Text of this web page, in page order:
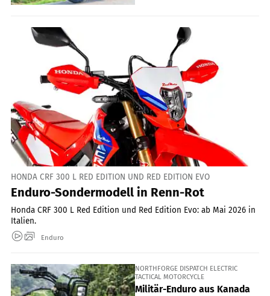
HONDA CRF 300 L RED EDITION UND RED EDITION EVO
Enduro-Sondermodell in Renn-Rot
Honda CRF 300 L Red Edition und Red Edition Evo: ab Mai 2026 in
Italien.
Enduro
NORTHFORGE DISPATCH ELECTRIC
TACTICAL MOTORCYCLE
Militär-Enduro aus Kanada